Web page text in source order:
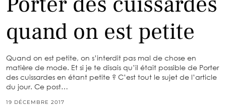
quand on est petite
Quand on est petite, on s’interdit pas mal de chose en
matière de mode. Et si je te disais qu’il était possible de Porter
des cuissardes en étant petite ? C’est tout le sujet de l’article
du jour. Ce post…
19 DÉCEMBRE 2017